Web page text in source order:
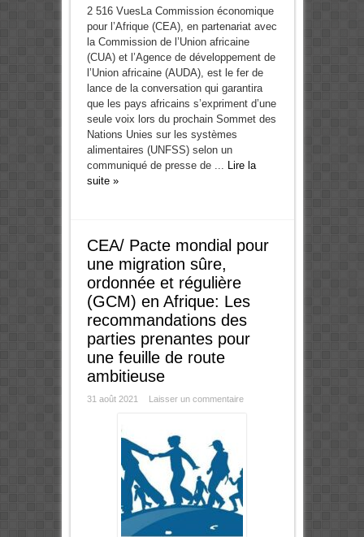
2 516 VuesLa Commission économique
pour l’Afrique (CEA), en partenariat avec
la Commission de l’Union africaine
(CUA) et l’Agence de développement de
l’Union africaine (AUDA), est le fer de
lance de la conversation qui garantira
que les pays africains s’expriment d’une
seule voix lors du prochain Sommet des
Nations Unies sur les systèmes
alimentaires (UNFSS) selon un
communiqué de presse de ... Lire la
suite »
CEA/ Pacte mondial pour
une migration sûre,
ordonnée et régulière
(GCM) en Afrique: Les
recommandations des
parties prenantes pour
une feuille de route
ambitieuse
31 août 2021 Laisser un commentaire